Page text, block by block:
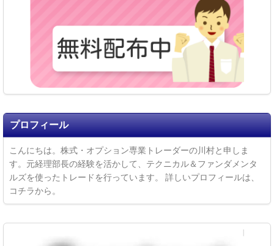
プロフィール
こんにちは。株式・オプション専業トレーダーの川村と申しま
す。元経理部長の経験を活かして、テクニカル＆ファンダメンタ
ルズを使ったトレードを行っています。 詳しいプロフィールは、
コチラから。